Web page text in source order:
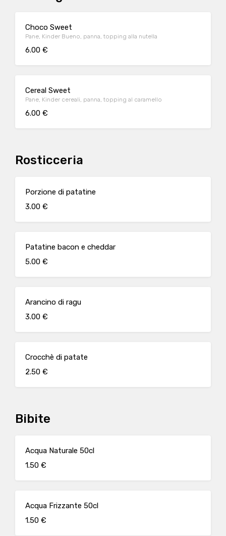
Choco Sweet
Pane, Kinder Bueno, panna, topping alla nutella
6.00 €
Cereal Sweet
Pane, Kinder cereali, panna, topping al caramello
6.00 €
Rosticceria
Porzione di patatine
3.00 €
Patatine bacon e cheddar
5.00 €
Arancino di ragu
3.00 €
Crocchè di patate
2.50 €
Bibite
Acqua Naturale 50cl
1.50 €
Acqua Frizzante 50cl
1.50 €